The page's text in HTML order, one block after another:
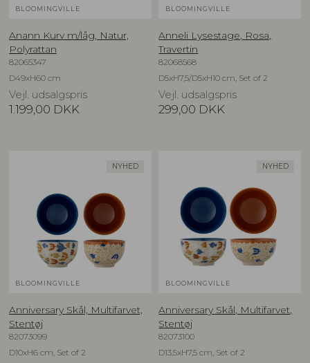
BLOOMINGVILLE
Anann Kurv m/låg, Natur,
Polyrattan
82065347
D49xH60 cm
Vejl. udsalgspris
1.199,00 DKK
BLOOMINGVILLE
Anneli Lysestage, Rosa,
Travertin
82068568
D5xH7,5/D5xH10 cm, Set of 2
Vejl. udsalgspris
299,00 DKK
NYHED
BLOOMINGVILLE
Anniversary Skål, Multifarvet,
Stentøj
82073099
D10xH6 cm, Set of 2
NYHED
BLOOMINGVILLE
Anniversary Skål, Multifarvet,
Stentøj
82073100
D13,5xH7,5 cm, Set of 2